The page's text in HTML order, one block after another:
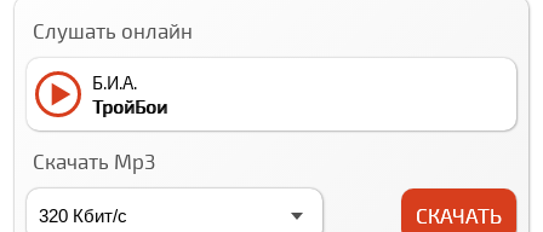
Слушать онлайн
Б.И.А.
ТройБои
Скачать Mp3
СКАЧАТЬ